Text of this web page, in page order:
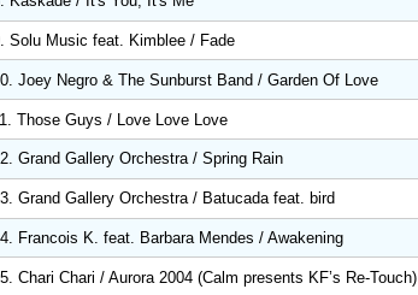
Solu Music feat. Kimblee / Fade
Joey Negro & The Sunburst Band / Garden Of Love
Those Guys / Love Love Love
Grand Gallery Orchestra / Spring Rain
Grand Gallery Orchestra / Batucada feat. bird
Francois K. feat. Barbara Mendes / Awakening
Chari Chari / Aurora 2004 (Calm presents KF’s Re-Touch)